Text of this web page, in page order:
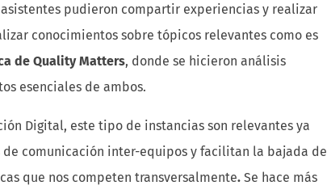
pudieron compartir experiencias y realizar
conocimientos sobre tópicos relevantes como es
de Quality Matters, donde se hicieron análisis
esenciales de ambos.
Digital, este tipo de instancias son relevantes ya
de comunicación inter-equipos y facilitan la bajada de
que nos competen transversalmente. Se hace más